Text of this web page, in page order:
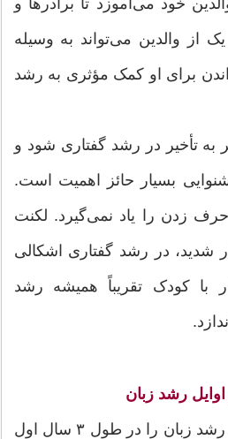
از والدین می‌تواند به وسیله
برای او کمک مؤثری به رشد
به تأخیر در رشد گفتاری شود و
بسیار حائز اهمیت است.
زدن را یاد نمی‌گیرد. لکنت
شدید، در رشد گفتاری اشکالی
با کودک تقریباً همیشه رشد
رشد زبان
محققین ۵۷ مرحله مهم رشد زبان را در طول ۳ سال اول